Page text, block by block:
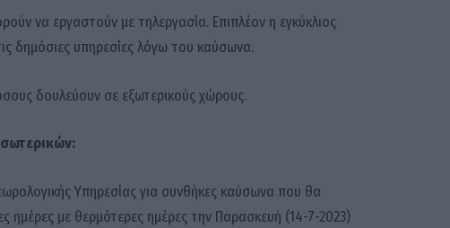
να εργαστούν με τηλεργασία. Επιπλέον η εγκύκλιος
δημόσιες υπηρεσίες λόγω του καύσωνα.
δουλεύουν σε εξωτερικούς χώρους.
Υπηρεσίας για συνθήκες καύσωνα που θα
ημέρες με θερμότερες ημέρες την Παρασκευή (14-7-2023)